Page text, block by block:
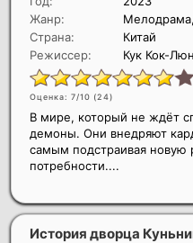
Жанр:
Страна:
Китай
Режиссер:
Кук Кок-Люн
Оценка: 7/10 (24)
В мире, который не ждёт
демоны. Они внедряют
самым подстраивая новую
потребности....
История дворца